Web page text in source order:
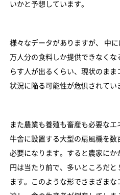
いかと予想しています。
様々なデータがありますが、 中
万人分の食料しか提供できなく
らす人が出るくらい、現状のま
状況に陥る可能性が危惧されてい
また農業も養殖も畜産も必要な
牛舎に設置する大型の扇風機を
必要になります。すると農家にか
円は当たり前で、多いところだと
ます。このような形でさまざま